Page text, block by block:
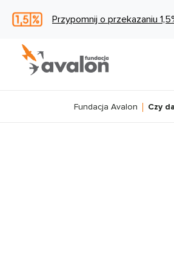
Przypomnij o przekazaniu
Fundacja Avalon Czy